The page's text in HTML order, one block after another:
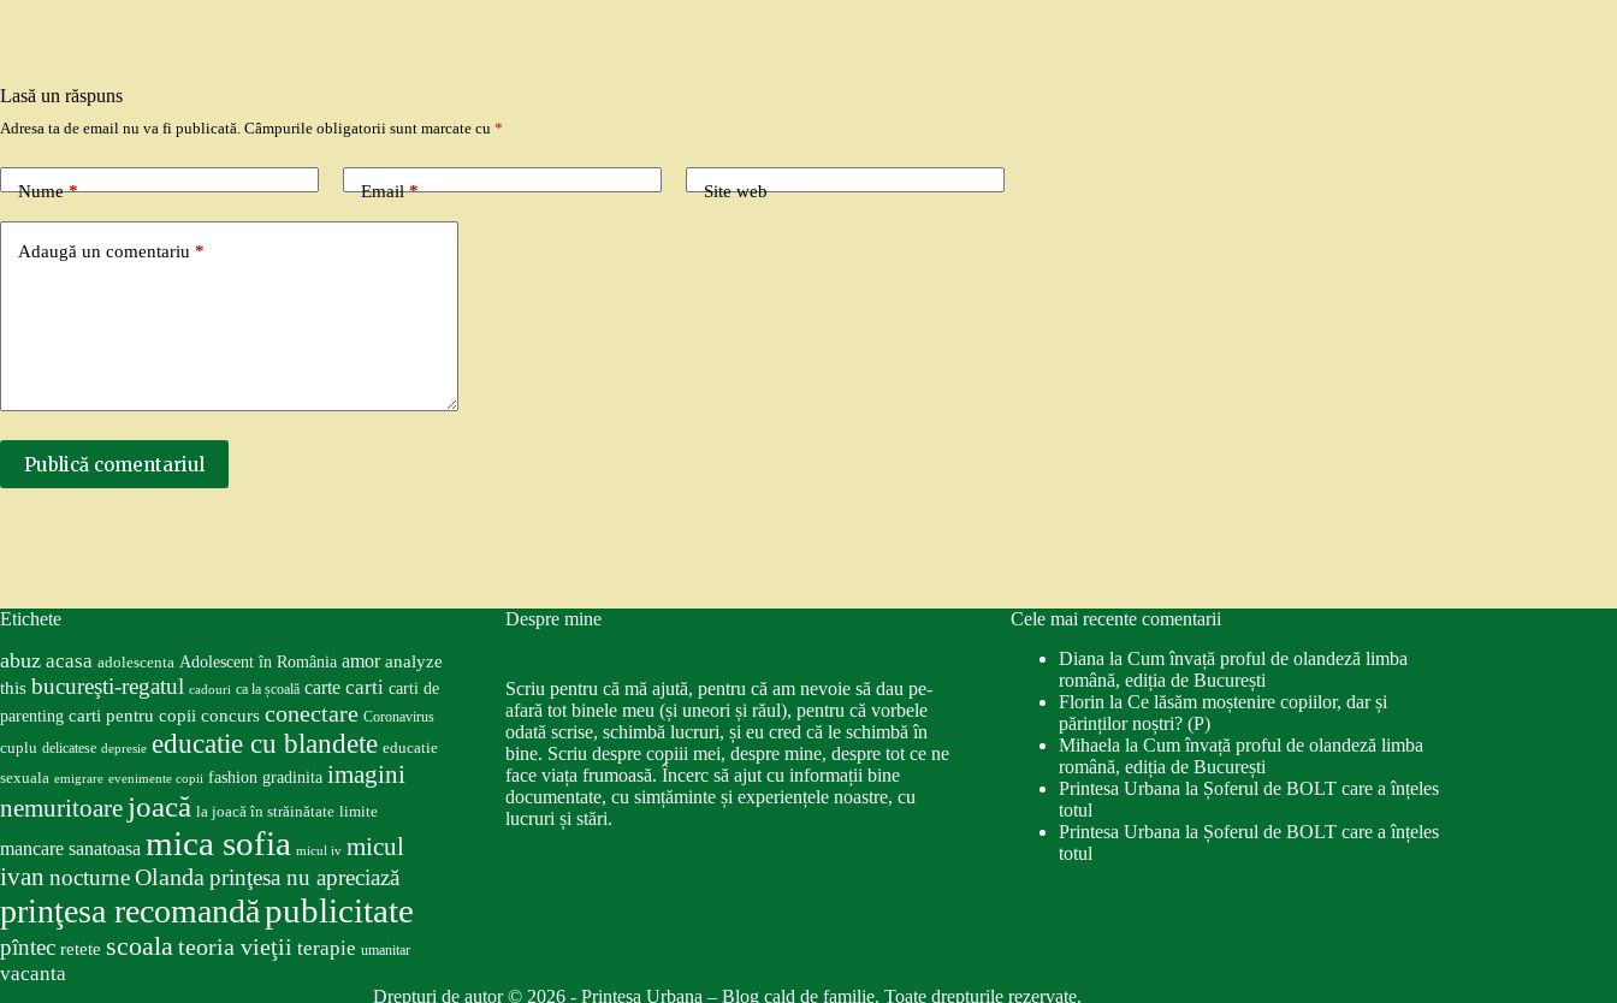
Lasă un răspuns
Adresa ta de email nu va fi publicată. Câmpurile obligatorii sunt marcate cu *
Nume* Email* Site web
Adaugă un comentariu *
Publică comentariul
Etichete
abuz acasa adolescenta Adolescent în România amor analyze
this bucureşti-regatul cadouri ca la școală carte carti carti de
parenting carti pentru copii concurs conectare Coronavirus
cuplu delicatese depresie educatie cu blandete educatie
sexuala emigrare evenimente copii fashion gradinita imagini
nemuritoare joacă la joacă în străinătate limite
mancare sanatoasa mica sofia micul iv micul
ivan nocturneOlanda prinţesa nu apreciază
prinţesa recomandăpublicitate
pîntec retete scoalateoria vieţii terapie umanitar
vacanta
Despre mine
Scriu pentru că mă ajută, pentru că am nevoie să dau pe-
afară tot binele meu (și uneori și răul), pentru că vorbele
odată scrise, schimbă lucruri, și eu cred că le schimbă în
bine. Scriu despre copiii mei, despre mine, despre tot ce ne
face viața frumoasă. Încerc să ajut cu informații bine
documentate, cu simțăminte și experiențele noastre, cu
lucruri și stări.
Cele mai recente comentarii
Diana la Cum învață proful de olandeză limba
română, ediția de București
Florin la Ce lăsăm moștenire copiilor, dar și
părinților noștri? (P)
Mihaela la Cum învață proful de olandeză limba
română, ediția de București
Printesa Urbana la Șoferul de BOLT care a înțeles
totul
Printesa Urbana la Șoferul de BOLT care a înțeles
totul
Drepturi de autor © 2026 - Printesa Urbana – Blog cald de familie. Toate drepturile rezervate.